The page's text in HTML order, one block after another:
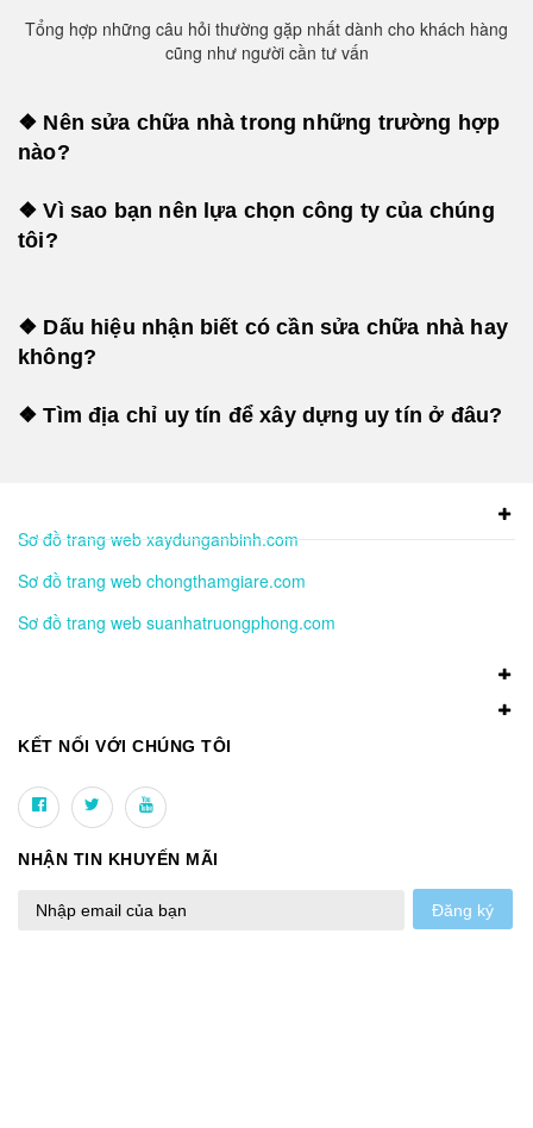
Tổng hợp những câu hỏi thường gặp nhất dành cho khách hàng
cũng như người cần tư vấn
❖ Nên sửa chữa nhà trong những trường hợp
nào?
❖ Vì sao bạn nên lựa chọn công ty của chúng
tôi?
❖ Dấu hiệu nhận biết có cần sửa chữa nhà hay
không?
❖ Tìm địa chỉ uy tín để xây dựng uy tín ở đâu?
Sơ đồ trang web xaydunganbinh.com
Sơ đồ trang web chongthamgiare.com
Sơ đồ trang web suanhatruongphong.com
KẾT NỐI VỚI CHÚNG TÔI
NHẬN TIN KHUYẾN MÃI
Đăng ký